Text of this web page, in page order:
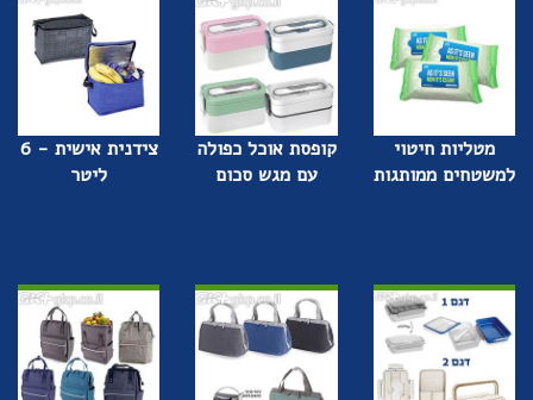
מטליות חיטוי
למשטחים ממותגות
קופסת אוכל כפולה
עם מגש סכום
צידנית אישית - 6
ליטר